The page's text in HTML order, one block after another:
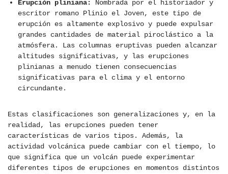
Erupción pliniana:
Nombrada por el historiador y
escritor romano Plinio el Joven, este tipo de
erupción es altamente explosivo y puede expulsar
grandes cantidades de material piroclástico a la
atmósfera. Las columnas eruptivas pueden alcanzar
altitudes significativas, y las erupciones
plinianas a menudo tienen consecuencias
significativas para el clima y el entorno
circundante.
Estas clasificaciones son generalizaciones y, en la
realidad, las erupciones pueden tener
características de varios tipos. Además, la
actividad volcánica puede cambiar con el tiempo, lo
que significa que un volcán puede experimentar
diferentes tipos de erupciones en momentos distintos